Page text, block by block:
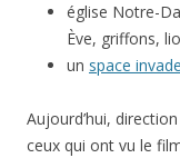
église Notre-
Ève, griffons,
un space
Aujourd’hui,
ceux qui ont vu le